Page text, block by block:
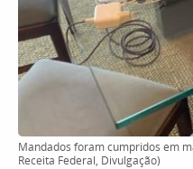
Mandados foram cumpridos em
Receita Federal, Divulgação)